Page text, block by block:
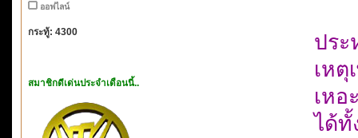
ออฟไลน์
กระทู้: 4300
สมาชิกดีเด่นประจำเดือนนี้..
ปร
เหตุ
เหอ
ได้